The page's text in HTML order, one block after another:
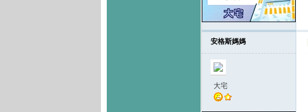
安格斯媽媽
大宅